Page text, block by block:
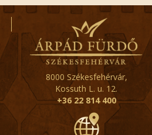
8000 Székesfehérvár,
Kossuth L. u. 12.
+36 22 814 400